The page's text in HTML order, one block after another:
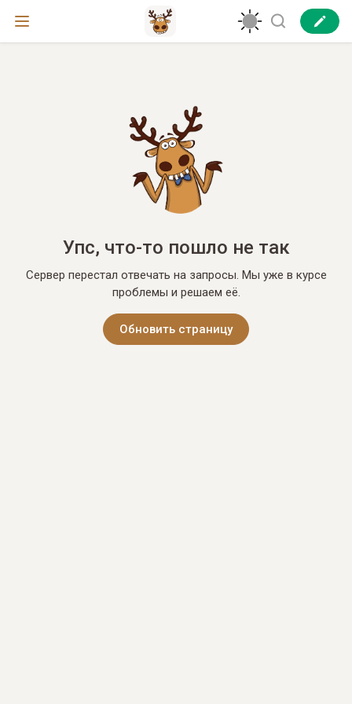
Упс, что-то пошло не так
Сервер перестал отвечать на запросы. Мы уже в курсе
проблемы и решаем её.
Обновить страницу